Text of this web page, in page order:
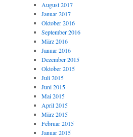
August 2017
Januar 2017
Oktober 2016
September 2016
März 2016
Januar 2016
Dezember 2015
Oktober 2015
Juli 2015
Juni 2015
Mai 2015
April 2015
März 2015
Februar 2015
Januar 2015